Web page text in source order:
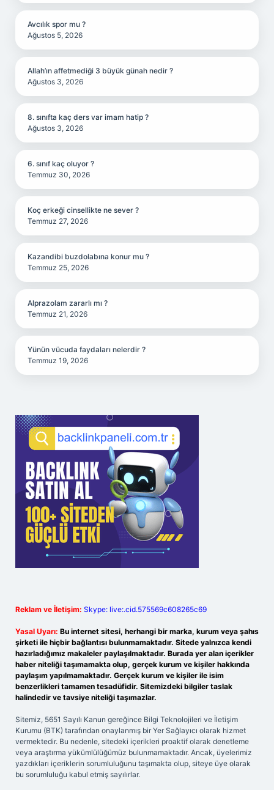
Avcılık spor mu ?
Ağustos 5, 2026
Allah’ın affetmediği 3 büyük günah nedir ?
Ağustos 3, 2026
8. sınıfta kaç ders var imam hatip ?
Ağustos 3, 2026
6. sınıf kaç oluyor ?
Temmuz 30, 2026
Koç erkeği cinsellikte ne sever ?
Temmuz 27, 2026
Kazandibi buzdolabına konur mu ?
Temmuz 25, 2026
Alprazolam zararlı mı ?
Temmuz 21, 2026
Yünün vücuda faydaları nelerdir ?
Temmuz 19, 2026
Reklam ve İletişim: Skype: live:.cid.575569c608265c69
Yasal Uyarı: Bu internet sitesi, herhangi bir marka, kurum veya şahıs
şirketi ile hiçbir bağlantısı bulunmamaktadır. Sitede yalnızca kendi
hazırladığımız makaleler paylaşılmaktadır. Burada yer alan içerikler
haber niteliği taşımamakta olup, gerçek kurum ve kişiler hakkında
paylaşım yapılmamaktadır. Gerçek kurum ve kişiler ile isim
benzerlikleri tamamen tesadüfidir. Sitemizdeki bilgiler taslak
halindedir ve tavsiye niteliği taşımazlar.
Sitemiz, 5651 Sayılı Kanun gereğince Bilgi Teknolojileri ve İletişim
Kurumu (BTK) tarafından onaylanmış bir Yer Sağlayıcı olarak hizmet
vermektedir. Bu nedenle, sitedeki içerikleri proaktif olarak denetleme
veya araştırma yükümlülüğümüz bulunmamaktadır. Ancak, üyelerimiz
yazdıkları içeriklerin sorumluluğunu taşımakta olup, siteye üye olarak
bu sorumluluğu kabul etmiş sayılırlar.